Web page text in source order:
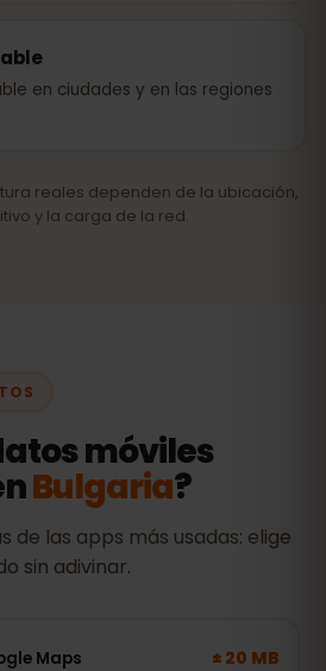
en ciudades y en las regiones
reales dependen de la ubicación,
y la carga de la red.
móviles
Bulgaria?
de las apps más usadas: elige
sin adivinar.
Maps ± 20 MB